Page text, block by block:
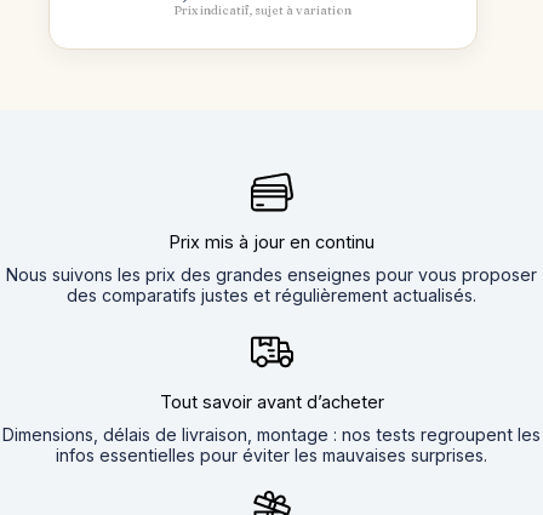
initial
actuel
Prix indicatif, sujet à variation
Prix mis à jour en continu
Nous suivons les prix des grandes enseignes pour vous proposer
des comparatifs justes et régulièrement actualisés.
Tout savoir avant d’acheter
Dimensions, délais de livraison, montage : nos tests regroupent les
infos essentielles pour éviter les mauvaises surprises.